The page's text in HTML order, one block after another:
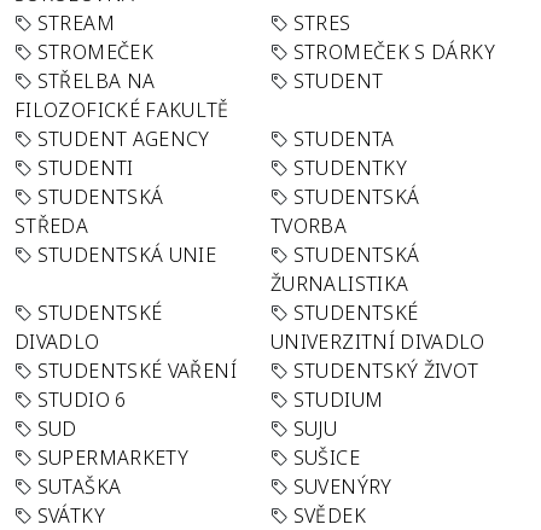
STREAM
STRES
STROMEČEK
STROMEČEK S DÁRKY
STŘELBA NA
FILOZOFICKÉ FAKULTĚ
STUDENT
STUDENT AGENCY
STUDENTA
STUDENTI
STUDENTKY
STUDENTSKÁ
STŘEDA
STUDENTSKÁ
TVORBA
STUDENTSKÁ UNIE
STUDENTSKÁ
ŽURNALISTIKA
STUDENTSKÉ
DIVADLO
STUDENTSKÉ
UNIVERZITNÍ DIVADLO
STUDENTSKÉ VAŘENÍ
STUDENTSKÝ ŽIVOT
STUDIO 6
STUDIUM
SUD
SUJU
SUPERMARKETY
SUŠICE
SUTAŠKA
SUVENÝRY
SVÁTKY
SVĚDEK